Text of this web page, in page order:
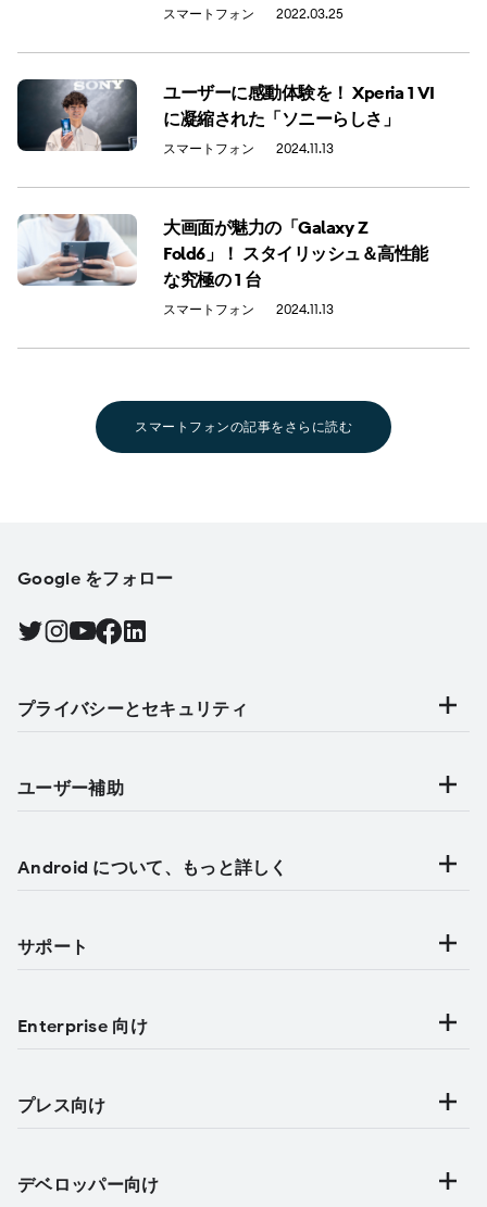
スマートフォン 2022.03.25
ユーザーに感動体験を！ Xperia 1 VI
に凝縮された「ソニーらしさ」
スマートフォン 2024.11.13
大画面が魅力の「Galaxy Z
Fold6」！ スタイリッシュ＆高性能
な究極の 1 台
スマートフォン 2024.11.13
スマートフォンの記事をさらに読む
Google をフォロー
Twitter で Android をフォローする, 新しいタブで開く
Instagram で Android をフォローする, 新しいタブで開く
YouTube で Android をフォローする, 新しいタブで開く
Facebook で Android をフォローする, 新しいタブで開く
Find Android on LinkedIn, 新しいタブで開く
プライバシーとセキュリティ
ユーザー補助
Android について、もっと詳しく
サポート
Enterprise 向け
プレス向け
デベロッパー向け